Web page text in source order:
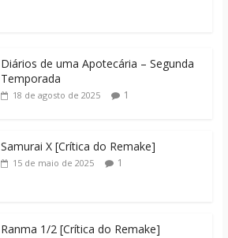
Diários de uma Apotecária – Segunda
Temporada
18 de agosto de 2025 1
Samurai X [Crítica do Remake]
15 de maio de 2025 1
Ranma 1/2 [Crítica do Remake]